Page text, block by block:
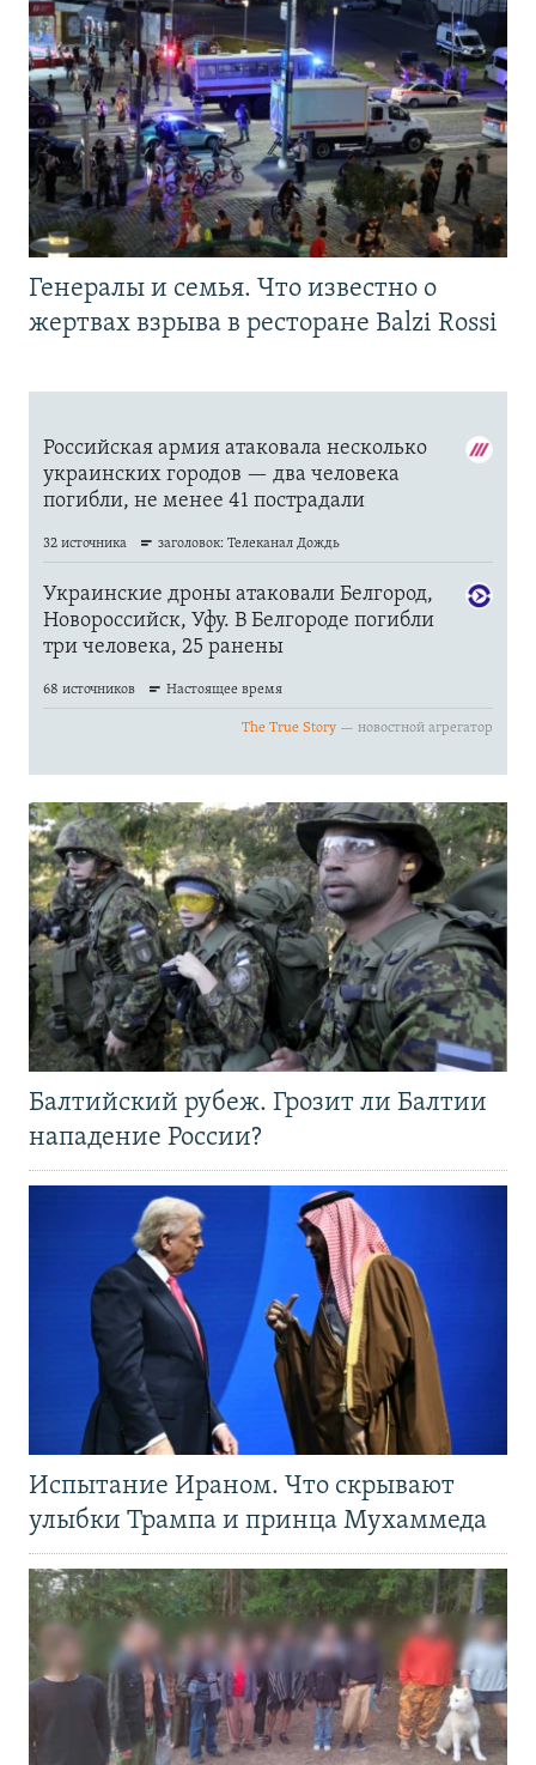
Генералы и семья. Что известно о
жертвах взрыва в ресторане Balzi Rossi
Балтийский рубеж. Грозит ли Балтии
нападение России?
Испытание Ираном. Что скрывают
улыбки Трампа и принца Мухаммеда